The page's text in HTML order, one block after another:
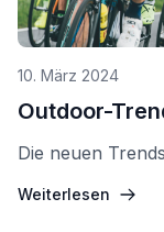
10. März 2024
Outdoor-
Die neuen
Weiterlesen